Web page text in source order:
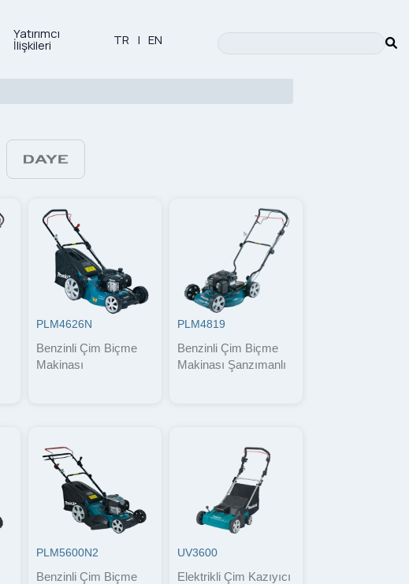
Yatırımcı
İlişkileri TR | EN
PLM4626N
Benzinli Çim Biçme
Makinası
PLM4819
Benzinli Çim Biçme
Makinası Şanzımanlı
PLM5600N2
Benzinli Çim Biçme
UV3600
Elektrikli Çim Kazıyıcı